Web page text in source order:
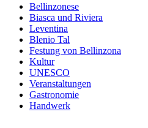
Bellinzonese
Biasca und Riviera
Leventina
Blenio Tal
Festung von Bellinzona
Kultur
UNESCO
Veranstaltungen
Gastronomie
Handwerk